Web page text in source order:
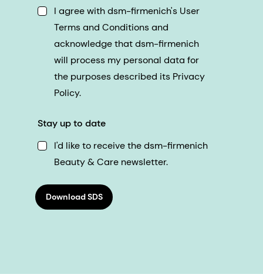
I agree with dsm-firmenich's User
Terms and Conditions and
acknowledge that dsm-firmenich
will process my personal data for
the purposes described its Privacy
Policy.
Stay up to date
I'd like to receive the dsm-firmenich
Beauty & Care newsletter.
Download SDS